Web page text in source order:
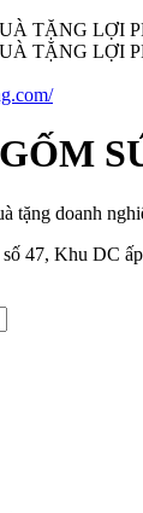
TẶNG LỢI
TẶNG LỢI
tặng doanh
số 47, Khu DC